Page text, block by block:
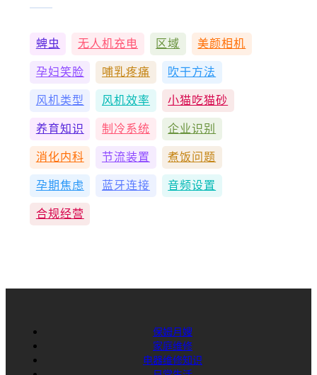
蜱虫 无人机充电 区域 美颜相机
孕妇笑脸 哺乳疼痛 吹干方法
风机类型 风机效率 小猫吃猫砂
养育知识 制冷系统 企业识别
消化内科 节流装置 煮饭问题
孕期焦虑 蓝牙连接 音频设置
合规经营
保姆月嫂
家庭维修
电器维修知识